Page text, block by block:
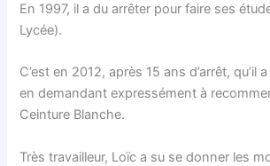
En 1997, il a du arrêter pour faire ses
Lycée).
C’est en 2012, après 15 ans d’arrêt, qu’il
en demandant expressément à
Ceinture Blanche.
Très travailleur, Loïc a su se donner les